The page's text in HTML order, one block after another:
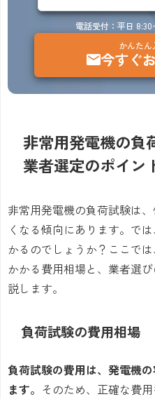
電話受付：平日
かんたん
今すぐ
非常用発電機の負
業者選定のポイン
非常用発電機の負荷試験は
くなる傾向にあります。で
かるのでしょうか？ここで
かかる費用相場と、業者選
説します。
負荷試験の費用相場
負荷試験の費用は、発電機
ます。 そのため、正確な費